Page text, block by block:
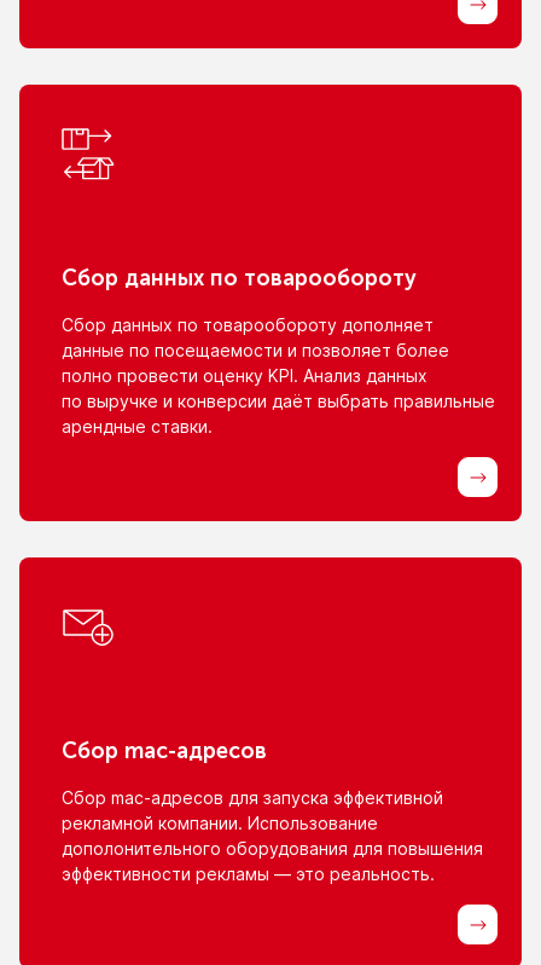
Сбор данных по товарообороту
Сбор данных по товарообороту дополняет
данные по посещаемости и позволяет более
полно провести оценку KPI. Анализ данных
по выручке и конверсии даёт выбрать правильные
арендные ставки.
Сбор mac-адресов
Сбор mac-адресов для запуска эффективной
рекламной компании. Использование
дополонительного оборудования для повышения
эффективности рекламы — это реальность.